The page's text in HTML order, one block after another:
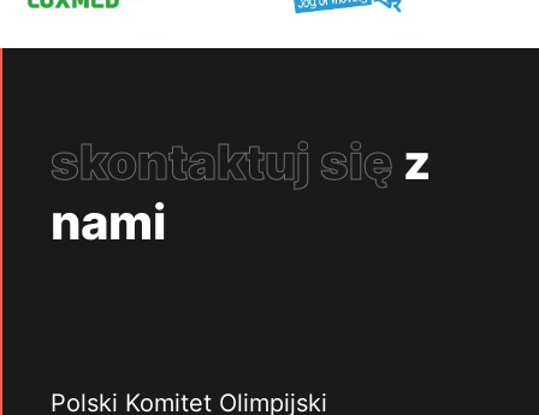
skontaktuj się z
nami
Polski Komitet Olimpijski